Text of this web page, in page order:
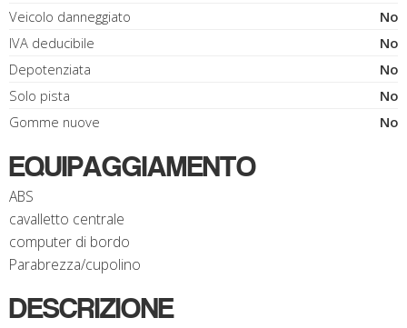
Veicolo danneggiato
No
IVA deducibile
No
Depotenziata
No
Solo pista
No
Gomme nuove
No
EQUIPAGGIAMENTO
ABS
cavalletto centrale
computer di bordo
Parabrezza/cupolino
DESCRIZIONE